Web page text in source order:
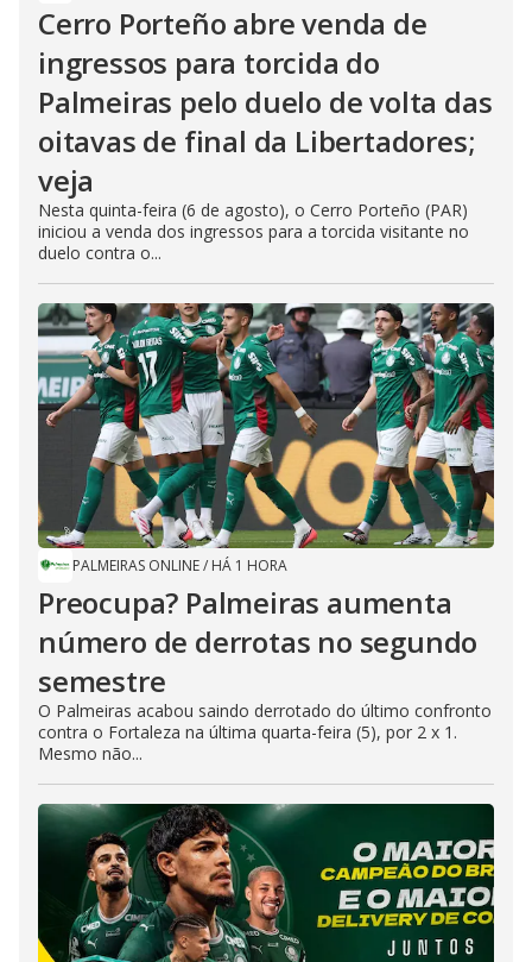
Cerro Porteño abre venda de
ingressos para torcida do
Palmeiras pelo duelo de volta das
oitavas de final da Libertadores;
veja
Nesta quinta-feira (6 de agosto), o Cerro Porteño (PAR)
iniciou a venda dos ingressos para a torcida visitante no
duelo contra o...
PALMEIRAS ONLINE/ HÁ 1 HORA
Preocupa? Palmeiras aumenta
número de derrotas no segundo
semestre
O Palmeiras acabou saindo derrotado do último confronto
contra o Fortaleza na última quarta-feira (5), por 2 x 1.
Mesmo não...